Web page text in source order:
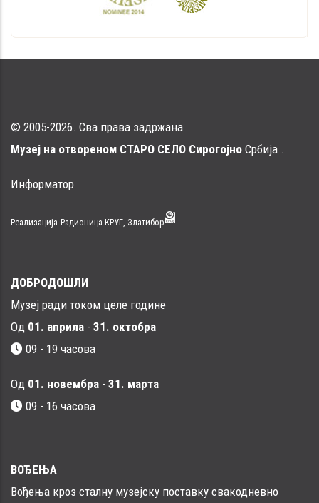
© 2005-2026. Сва права задржана
Музеј на отвореном СТАРО СЕЛО Сирогојно Србија .
Информатор
Реализација Радионица КРУГ, Златибор
ДОБРОДОШЛИ
Музеј ради током целе године
Од 01. априла - 31. октобра
09 - 19 часова
Од 01. новембра - 31. марта
09 - 16 часовa
ВОЂЕЊА
Вођења кроз сталну музејску поставку свакодневно